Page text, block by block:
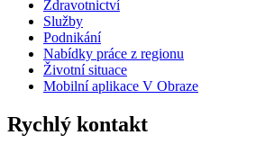
Zdravotnictví
Služby
Podnikání
Nabídky práce z regionu
Životní situace
Mobilní aplikace V Obraze
Rychlý kontakt